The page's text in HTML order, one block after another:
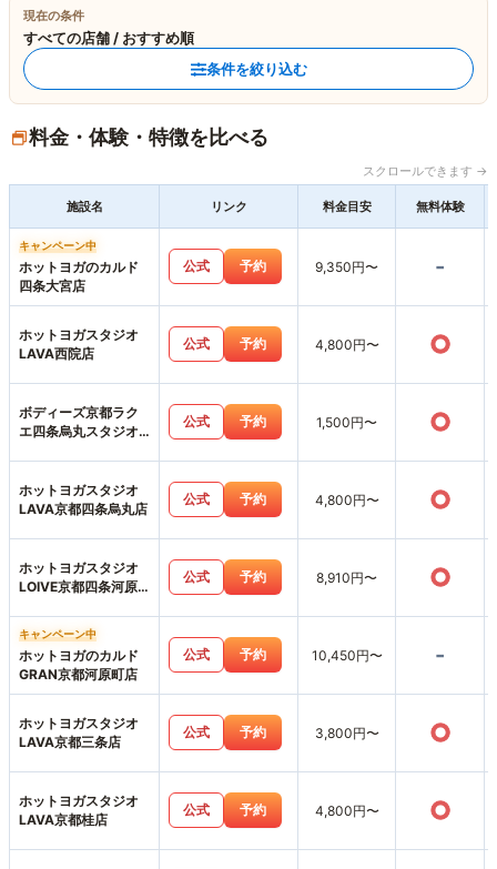
現在の条件
すべての店舗 / おすすめ順
条件を絞り込む
料金・体験・特徴を比べる
スクロールできます →
施設名 リンク 料金目安 無料体験
キャンペーン中
ホットヨガのカルド
四条大宮店
公式 予約 9,350円〜 -
ホットヨガスタジオ
LAVA西院店
公式 予約 4,800円〜 ○
ボディーズ京都ラク
エ四条烏丸スタジオ
公式 予約 1,500円〜 ○
ホットヨガスタジオ
LAVA京都四条烏丸店
公式 予約 4,800円〜 ○
ホットヨガスタジオ
LOIVE京都四条河原
公式 予約 8,910円〜 ○
キャンペーン中
ホットヨガのカルド
GRAN京都河原町店
公式 予約 10,450円〜 -
ホットヨガスタジオ
LAVA京都三条店
公式 予約 3,800円〜 ○
ホットヨガスタジオ
LAVA京都桂店
公式 予約 4,800円〜 ○